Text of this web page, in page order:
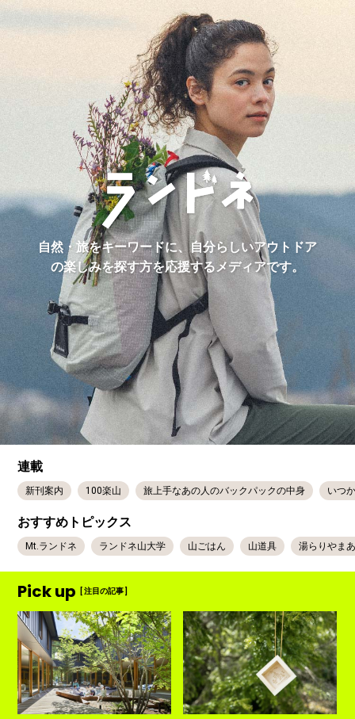
自然・旅をキーワードに、自分らしいアウトドア
の楽しみを探す方を応援するメディアです。
連載
新刊案内 100楽山 旅上手なあの人のバックパックの中身 いつ
おすすめトピックス
Mt.ランドネ ランドネ山大学 山ごはん 山道具 湯らりやま
Pick up [ 注目の記事 ]